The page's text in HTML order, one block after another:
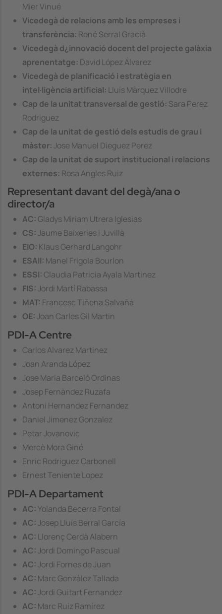
Mier Vinué
Vicedegà de relacions amb les empreses i
transferència: René Serral Gracià
Vicedegà d¿innovació docent del projecte galàxia
aprenentatge: David López Álvarez
Vicedegà de planificació i estratègia en
intel·ligència artificial: Lluís Màrquez Villodre
Cap de la unitat transversal de gestió: Sara Perez
Rodriguez
Cap de la unitat de gestió dels estudis de grau i
màster:Jose Manuel Dieguez Perez
Cap de la unitat de suport institucional i relacions
externes: Rosa Angles Ruiz
Representant davant del degà/ana o
director/a
AC: Gladys Miriam Utrera Iglesias
CS:Jaume Baixeries i Juvillà
EIO: Klaus Gerhard Langohr
ESAII: Manel Frigola Bourlon
ESSI: Claudia Patricia Ayala Martinez
FIS:Jordi Martí Rabassa
MAT: Francesc Tiñena Salvañà
OE:Joan Carles Gil Martin
PDI-A Centre
Carlos Alvarez Martinez
Joan Aranda López
Jose Maria Barceló Ordinas
Josep Fernàndez Ruzafa
Antoni Hernandez Fernandez
Daniel Jimenez Gonzalez
Petar Jovanovic
Mercè Mora Giné
Enric Rodriguez Carbonell
Ernest Teniente Lopez
PDI-A Departament
AC: Yolanda Becerra Fontal
AC:Josep Lluís Berral García
AC: Llorenç Cerdà Alabern
AC:Jordi Domingo Pascual
AC:Jordi Fornes de Juan
AC: Marc Gonzàlez Tallada
AC:Jordi Guitart Fernandez
AC: Marc Ruiz Ramírez